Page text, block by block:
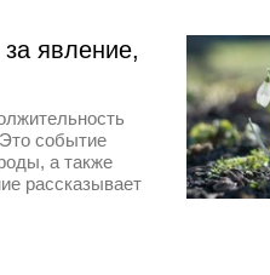
явление,
событие
а также
рассказывает